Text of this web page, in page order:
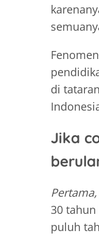
di
Jika
Pertama,
30
puluh